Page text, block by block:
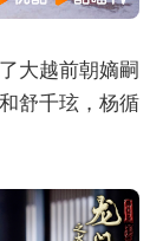
大越前朝嫡嗣
舒千玹，杨循